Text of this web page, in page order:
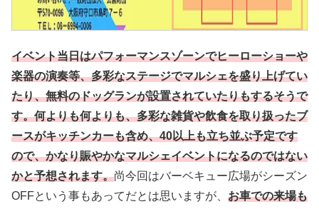
イベント当日はパフォーマンスゾーンでヒーローショーや
楽器の演奏等、多彩なステージでマルシェを盛り上げてい
たり、無料のドッグランが設置されていたりもするそうで
す。何よりも何よりも、多彩な雑貨や飲食を取り扱ったブ
ースがキッチンカーも含め、40以上も立ち並ぶ予定です
ので、かなり賑やかなマルシェイベントになるのではない
かと予想されます。尚今回はバーベキュー広場がシーズン
OFFという事もあってだとは思いますが、 お車での来場も